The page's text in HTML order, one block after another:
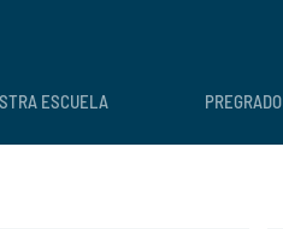
ESCUELA PREGRADO